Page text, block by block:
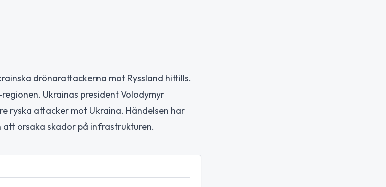
drönarattackerna mot Ryssland hittills.
Ukrainas president Volodymyr
ryska attacker mot Ukraina. Händelsen har
orsaka skador på infrastrukturen.